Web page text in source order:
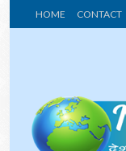
HOME CONTACT